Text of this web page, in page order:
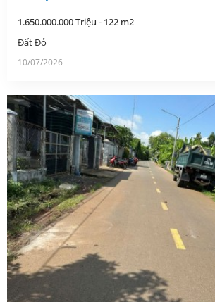
1.650.000.000 Triệu - 122 m2
Đất Đỏ
10/07/2026